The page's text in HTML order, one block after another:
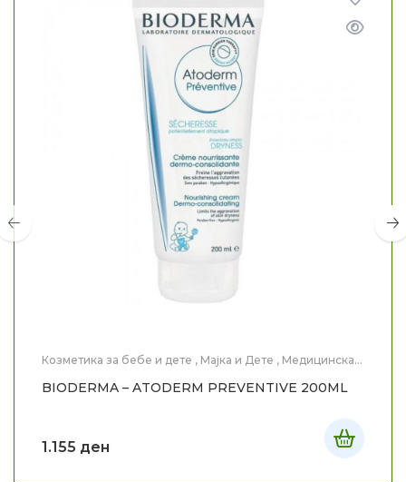
Козметика за бебе и дете , Мајка и Дете , Медицинска
BIODERMA – ATODERM PREVENTIVE 200ML
1.155 ден